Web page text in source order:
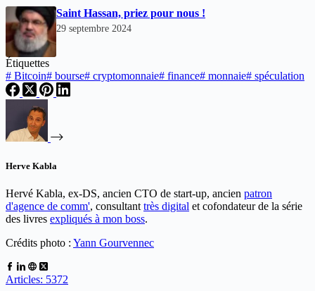
Saint Hassan, priez pour nous !
29 septembre 2024
Étiquettes
# Bitcoin# bourse# cryptomonnaie# finance# monnaie# spéculation
Herve Kabla
Hervé Kabla, ex-DS, ancien CTO de start-up, ancien patron
d'agence de comm', consultant très digital et cofondateur de la série
des livres expliqués à mon boss.
Crédits photo : Yann Gourvennec
Articles: 5372